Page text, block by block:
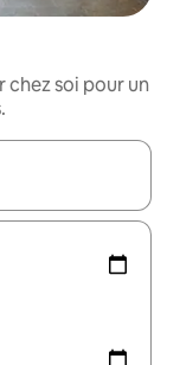
chez soi pour un
les en utilisant